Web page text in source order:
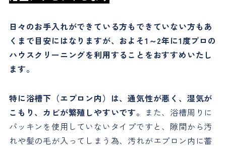
日々のお手入れができている方もできていない方もあ
くまで目安にはなりますが、およそ1～2年に1度プロの
ハウスクリーニングを利用することをおすすめいたし
ます。
特に浴槽下（エプロン内）は、通気性が悪く、湿気が
こもり、カビが繁殖しやすいです。 また、浴槽周りに
パッキンを使用していないタイプですと、隙間から汚
れや髪の毛が入ってしまう為、汚れがエプロン内に蓄